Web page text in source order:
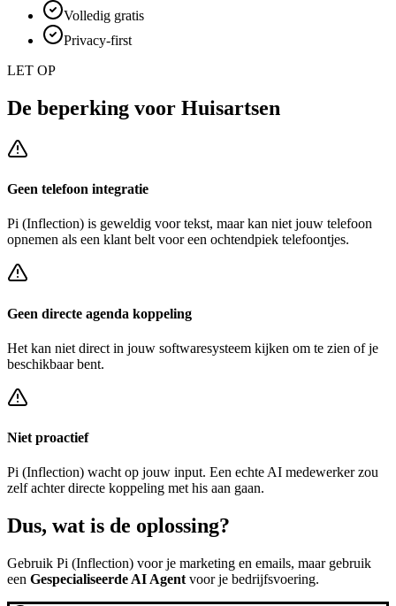
Volledig gratis
Privacy-first
LET OP
De beperking voor Huisartsen
Geen telefoon integratie
Pi (Inflection) is geweldig voor tekst, maar kan niet jouw telefoon
opnemen als een klant belt voor een ochtendpiek telefoontjes.
Geen directe agenda koppeling
Het kan niet direct in jouw softwaresysteem kijken om te zien of je
beschikbaar bent.
Niet proactief
Pi (Inflection) wacht op jouw input. Een echte AI medewerker zou
zelf achterdirecte koppeling met his aan gaan.
Dus, wat is de oplossing?
Gebruik Pi (Inflection) voor je marketing en emails, maar gebruik
een Gespecialiseerde AI Agent voor je bedrijfsvoering.